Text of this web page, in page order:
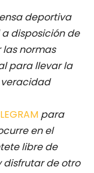
deportiva
disposición de
las normas
para llevar la
para
en el
libre de
disfrutar de otro